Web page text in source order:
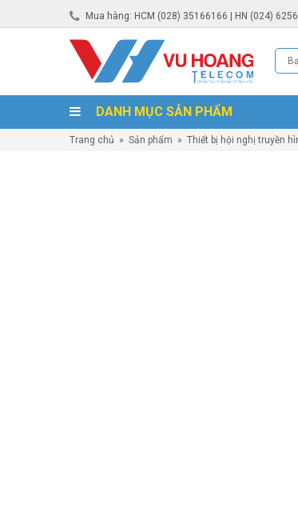
Mua hàng: HCM (028) 35166166 | HN (024)
DANH MỤC SẢN PHẨM
Trang chủ » Sản phẩm » Thiết bị hội nghị truyền